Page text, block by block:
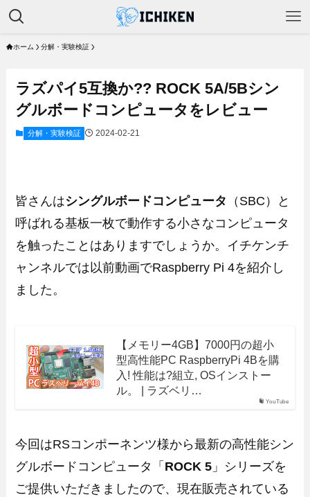
ホーム 分解・実験検証
ラズパイ5互換か?? ROCK 5A/5Bシン
グルボードコンピュータをレビュー
分解・実験検証 2024-02-21
皆さんはシングルボードコンピュータ
（SBC）と
呼ばれる基板一枚で動作する小さなコンピュータ
を触ったことはありますでしょうか。イチケンチ
ャンネルでは以前動画でRaspberry Pi 4を紹介し
ました。
YouTube
【メモリー4GB】7000円の超小
型高性能PC RaspberryPi 4Bを購
入! 性能は?組立, OSインストー
ル。 | ラズベリ…
今回はRSコンポーネンツ様から最新の高性能シン
グルボードコンピュータ「 ROCK 5 」シリーズを
ご提供いただきましたので、現在販売されている